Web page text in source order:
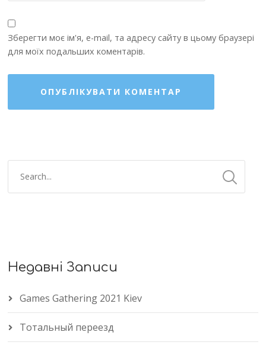
Зберегти моє ім'я, e-mail, та адресу сайту в цьому браузері
для моїх подальших коментарів.
Недавні Записи
Games Gathering 2021 Kiev
Тотальный переезд